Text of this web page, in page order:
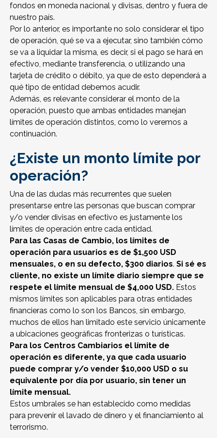
fondos en moneda nacional y divisas, dentro y fuera de
nuestro país.
Por lo anterior, es importante no solo considerar el tipo
de operación, qué se va a ejecutar, sino también cómo
se va a liquidar la misma, es decir, si el pago se hará en
efectivo, mediante transferencia, o utilizando una
tarjeta de crédito o débito, ya que de esto dependerá a
qué tipo de entidad debemos acudir.
Además, es relevante considerar el monto de la
operación, puesto que ambas entidades manejan
límites de operación distintos, como lo veremos a
continuación.
¿Existe un monto límite por
operación?
Una de las dudas más recurrentes que suelen
presentarse entre las personas que buscan comprar
y/o vender divisas en efectivo es justamente los
límites de operación entre cada entidad.
Para las Casas de Cambio, los límites de
operación para usuarios es de $1,500 USD
mensuales, o en su defecto, $300 diarios. Si sé es
cliente, no existe un límite diario siempre que se
respete el límite mensual de $4,000 USD. Estos
mismos límites son aplicables para otras entidades
financieras como lo son los Bancos, sin embargo,
muchos de ellos han limitado este servicio únicamente
a ubicaciones geográficas fronterizas o turísticas.
Para los Centros Cambiarios el límite de
operación es diferente, ya que cada usuario
puede comprar y/o vender $10,000 USD o su
equivalente por día por usuario, sin tener un
límite mensual.
Estos umbrales se han establecido como medidas
para prevenir el lavado de dinero y el financiamiento al
terrorismo.